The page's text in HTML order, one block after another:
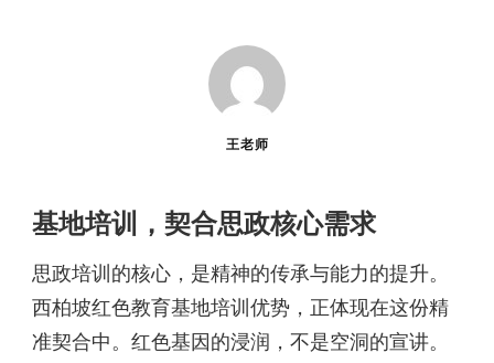
王老师
基地培训，契合思政核心需求
思政培训的核心，是精神的传承与能力的提升。
西柏坡红色教育基地培训优势，正体现在这份精
准契合中。红色基因的浸润，不是空洞的宣讲。